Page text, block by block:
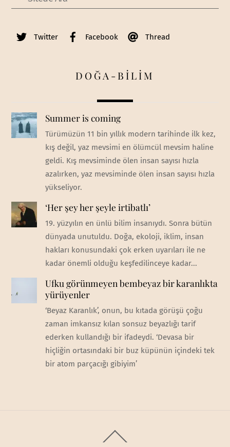
Twitter Facebook Thread
DOĞA-BİLİM
Summer is coming
Türümüzün 11 bin yıllık modern tarihinde ilk kez,
kış değil, yaz mevsimi en ölümcül mevsim haline
geldi. Kış mevsiminde ölen insan sayısı hızla
azalırken, yaz mevsiminde ölen insan sayısı hızla
yükseliyor.
‘Her şey her şeyle irtibatlı’
19. yüzyılın en ünlü bilim insanıydı. Sonra bütün
dünyada unutuldu. Doğa, ekoloji, iklim, insan
hakları konusundaki çok erken uyarıları ile ne
kadar önemli olduğu keşfedilinceye kadar...
Ufku görünmeyen bembeyaz bir karanlıkta
yürüyenler
‘Beyaz Karanlık’, onun, bu kıtada görüşü çoğu
zaman imkansız kılan sonsuz beyazlığı tarif
ederken kullandığı bir ifadeydi. ‘Devasa bir
hiçliğin ortasındaki bir buz küpünün içindeki tek
bir atom parçacığı gibiyim’
To